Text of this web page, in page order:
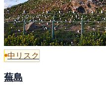
中リスク
蕪島